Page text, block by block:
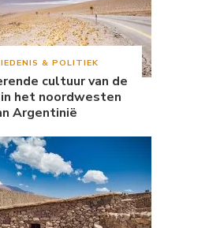
& POLITIEK
cultuur van de
in het noordwesten
Argentinië